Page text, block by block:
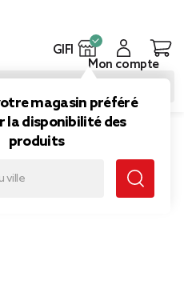
GIFI
magasin préféré
la disponibilité des
produits
Mon compte
3 crochets